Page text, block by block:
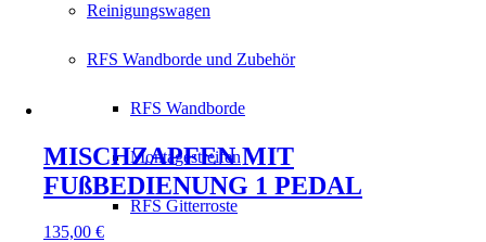
Reinigungswagen
RFS Wandborde und Zubehör
RFS Wandborde
Montagestreifen
RFS Gitterroste
MISCHZAPFEN MIT
FUßBEDIENUNG 1 PEDAL
135,00 €